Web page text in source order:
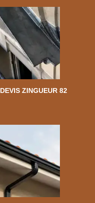
DEVIS ZINGUEUR 82